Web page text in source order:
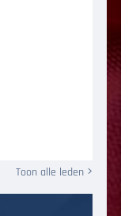
Toon alle leden